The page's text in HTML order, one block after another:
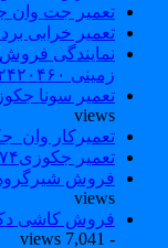
تعمیر جت وان
تعمیر خرابی برد
نمایندگی فروش و
زمینی ۲۲۴۲۰۴۶۰
تعمیر سونا جکوزی۰۹۱۲۱۵۰۷۸۲۵#| Sauna | Jacuzzi
views
تعمیرکار
تعمیر جکوزی۸۸۰۴۲۱۷۴_فروش وان جکوزی
فروش شیرگروهه۸۸۰۴۲۱۷۴_تعمیر شیرگروهه
views
فروش کاشی دکوراتیو۸۸۰۴۲۱۷۴_فروش کاشی